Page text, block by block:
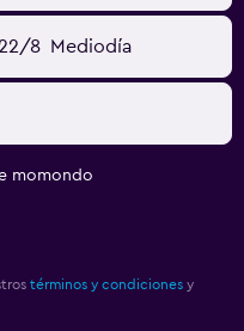
8 Mediodía
momondo
términos y condiciones y